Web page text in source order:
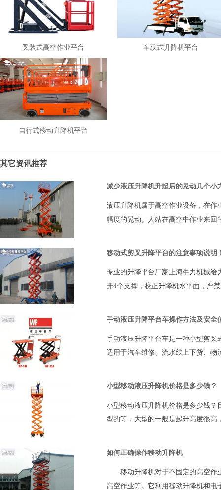
叉装式高空作业平台 车载式升降机平台
自行式移动升降机平台
其它资讯推荐
减少液压升降机升起后的晃动几个小
液压升降机属于高空作业设备，在作
幅度的晃动。人站在高空中作业来回
移动式剪叉升降平台的注意事项说明
专业的升降平台厂家上海牛力机械给
开4个支撑，校正升降机水平面，严
手动液压升降平台车操作方法及安全
手动液压升降平台车是一种小型剪叉
适用于汽车维修、流水线上下货、物
小型移动液压升降机价格是多少钱？
小型移动液压升降机价格是多少钱？
型的等，大型的一般是起升高度很高
如何正确操作移动升降机
移动升降机对于不固定的高空作
高空作业等。它利用移动升降机和电